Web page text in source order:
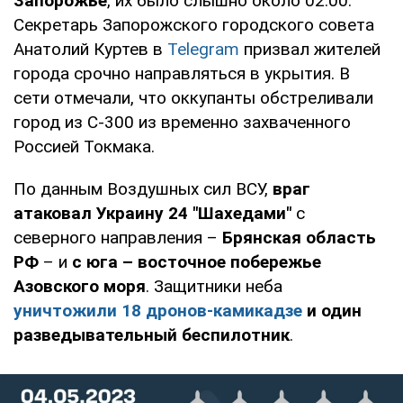
Секретарь Запорожского городского совета
Анатолий Куртев в Telegram призвал жителей
города срочно направляться в укрытия. В
сети отмечали, что оккупанты обстреливали
город из С-300 из временно захваченного
Россией Токмака.
По данным Воздушных сил ВСУ, враг
атаковал Украину 24 "Шахедами" с
северного направления – Брянская область
РФ – и с юга – восточное побережье
Азовского моря. Защитники неба
уничтожили 18 дронов-камикадзе и один
разведывательный беспилотник.